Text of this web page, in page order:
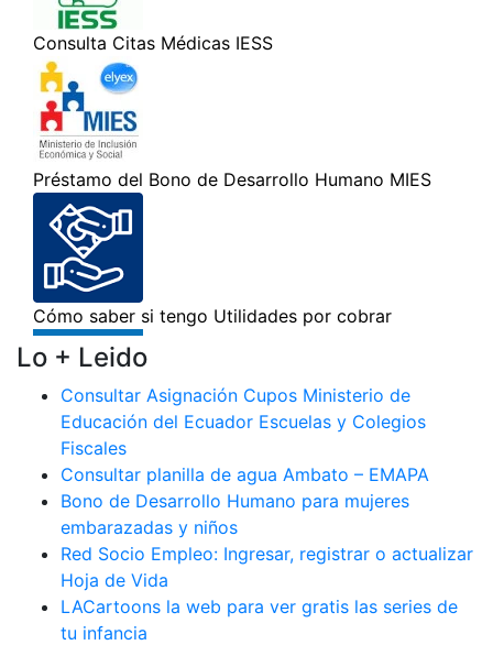
Lo + Leido
Consultar Asignación Cupos Ministerio de
Educación del Ecuador Escuelas y Colegios
Fiscales
Consultar planilla de agua Ambato – EMAPA
Bono de Desarrollo Humano para mujeres
embarazadas y niños
Red Socio Empleo: Ingresar, registrar o actualizar
Hoja de Vida
LACartoons la web para ver gratis las series de
tu infancia